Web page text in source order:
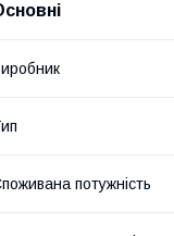
потужність